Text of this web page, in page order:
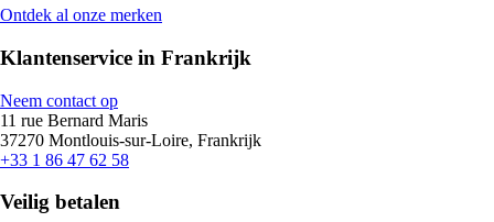
Ontdek al onze merken
Klantenservice in Frankrijk
Neem contact op
11 rue Bernard Maris
37270 Montlouis-sur-Loire, Frankrijk
+33 1 86 47 62 58
Veilig betalen